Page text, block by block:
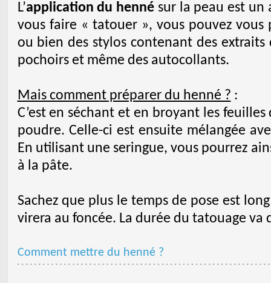
L’application du henné sur la peau est
vous faire « tatouer », vous pouvez
ou bien des stylos contenant des
pochoirs et même des autocollants.
Mais comment préparer du henné ? :
C’est en séchant et en broyant les
poudre. Celle-ci est ensuite mélangée
En utilisant une seringue, vous pourrez
à la pâte.
Sachez que plus le temps de pose est
virera au foncée. La durée du tatouage va
Comment mettre du henné ?